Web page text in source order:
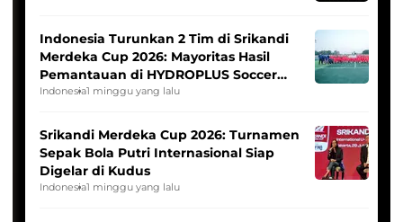
Indonesia Turunkan 2 Tim di Srikandi
Merdeka Cup 2026: Mayoritas Hasil
Pemantauan di HYDROPLUS Soccer
League
Indonesia1 minggu yang lalu
Srikandi Merdeka Cup 2026: Turnamen
Sepak Bola Putri Internasional Siap
Digelar di Kudus
Indonesia1 minggu yang lalu